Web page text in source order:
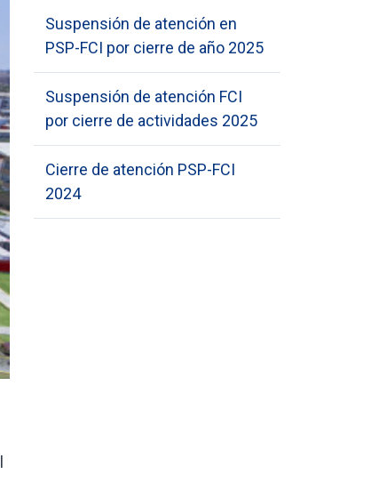
Suspensión de atención en
PSP-FCI por cierre de año 2025
Suspensión de atención FCI
por cierre de actividades 2025
Cierre de atención PSP-FCI
2024